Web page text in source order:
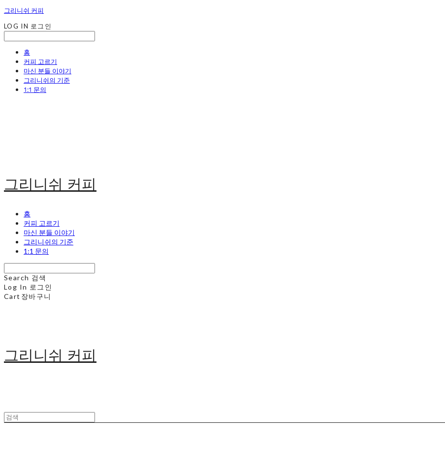
그리니쉬 커피
LOG IN 로그인
홈
커피 고르기
마신 분들 이야기
그리니쉬의 기준
1:1 문의
그리니쉬 커피
홈
커피 고르기
마신 분들 이야기
그리니쉬의 기준
1:1 문의
Search 검색
Log In 로그인
Cart 장바구니
그리니쉬 커피